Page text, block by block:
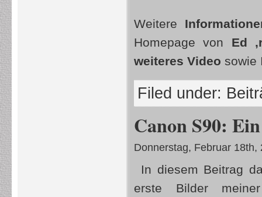
Weitere
Homepage von Ed
weiteres Video sowie
Filed under:
Canon S90:
Donnerstag, Februar 18th,
In diesem Beitrag
erste Bilder